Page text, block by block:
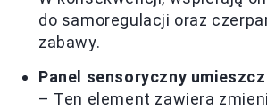
do samoregulacji oraz
zabawy.
Panel sensoryczny
– Ten element zawiera